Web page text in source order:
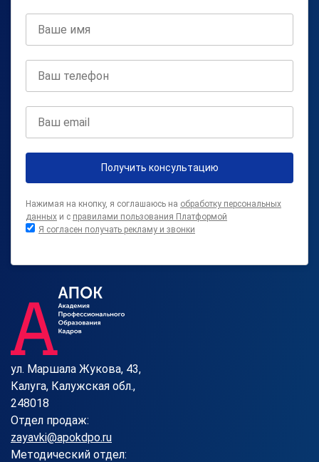
Получить консультацию
Нажимая на кнопку, я соглашаюсь на обработку персональных
данных и с правилами пользования Платформой
Я согласен получать рекламу и звонки
ул. Маршала Жукова, 43,
Калуга, Калужская обл.,
248018
Отдел продаж:
zayavki@apokdpo.ru
Методический отдел: